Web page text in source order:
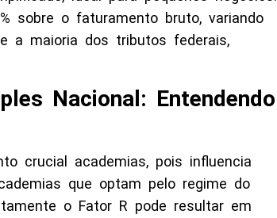
sobre o faturamento bruto, variando
a maioria dos tributos federais,
Nacional: Entendendo
crucial academias, pois influencia
que optam pelo regime do
o Fator R pode resultar em